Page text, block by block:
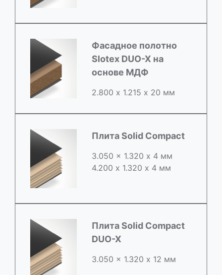
Фасадное полотно
Slotex DUO-X на
основе МДФ
2.800 х 1.215 х 20 мм
Плита Solid Compact
3.050 x 1.320 х 4 мм
4.200 x 1.320 х 4 мм
Плита Solid Compact
DUO-X
3.050 x 1.320 х 12 мм